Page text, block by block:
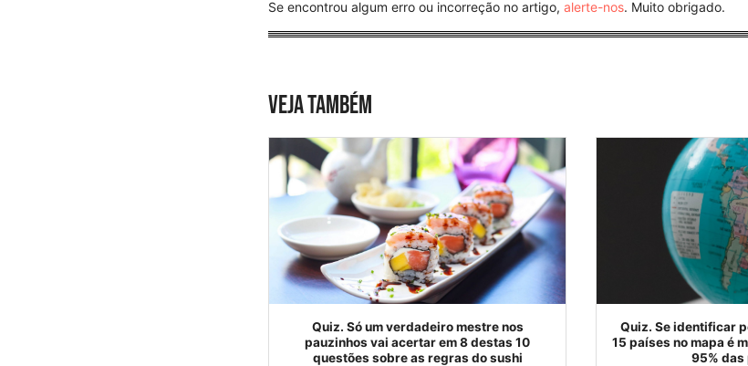
Se encontrou algum erro ou incorreção no artigo,alerte-nos. Muito obrigado.
VEJA TAMBÉM
Quiz. Só um verdadeiro mestre nos
pauzinhos vai acertar em 8 destas 10
questões sobre as regras do sushi
Quiz. Se identificar
15 países no mapa é
95% das